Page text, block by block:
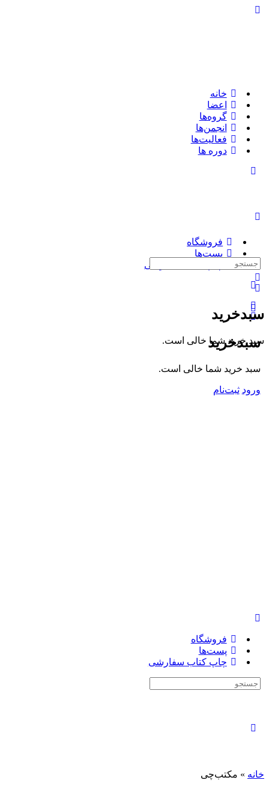
خانه
اعضا
گروه‌ها
انجمن‌ها
فعالیت‌ها
دوره ها
فروشگاه
پست‌ها
چاپ کتاب سفارشی
سبدخرید
سبد خرید شما خالی است.
ورود ثبت‌نام
سبدخرید
سبد خرید شما خالی است.
جستجوی:
فروشگاه
پست‌ها
چاپ کتاب سفارشی
جستجوی:
خانه » مکتب‌چی